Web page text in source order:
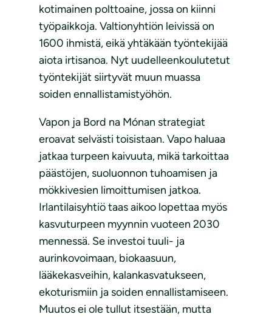
kotimainen polttoaine, jossa on kiinni
työpaikkoja. Valtionyhtiön leivissä on
1600 ihmistä, eikä yhtäkään työntekijää
aiota irtisanoa. Nyt uudelleenkoulutetut
työntekijät siirtyvät muun muassa
soiden ennallistamistyöhön.
Vapon ja Bord na Mónan strategiat
eroavat selvästi toisistaan. Vapo haluaa
jatkaa turpeen kaivuuta, mikä tarkoittaa
päästöjen, suoluonnon tuhoamisen ja
mökkivesien limoittumisen jatkoa.
Irlantilaisyhtiö taas aikoo lopettaa myös
kasvuturpeen myynnin vuoteen 2030
mennessä. Se investoi tuuli- ja
aurinkovoimaan, biokaasuun,
lääkekasveihin, kalankasvatukseen,
ekoturismiin ja soiden ennallistamiseen.
Muutos ei ole tullut itsestään, mutta